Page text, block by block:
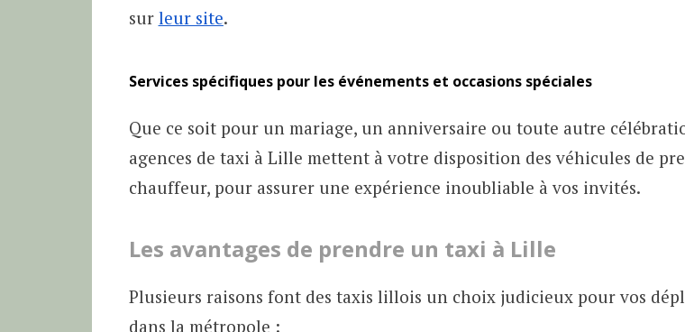
sur leur site.
Services spécifiques pour les événements et occasions spéciales
Que ce soit pour un mariage, un anniversaire ou toute autre
agences de taxi à Lille mettent à votre disposition des véhicules de
chauffeur, pour assurer une expérience inoubliable à vos invités.
Les avantages de prendre un taxi à Lille
Plusieurs raisons font des taxis lillois un choix judicieux pour vos
dans la métropole :